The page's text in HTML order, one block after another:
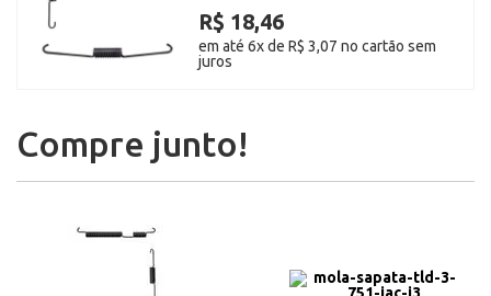
R$ 18,46
em até 6x de R$ 3,07 no cartão sem
juros
Compre junto!